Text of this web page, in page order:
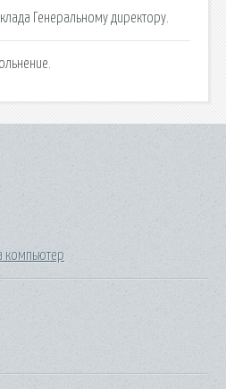
Генеральному директору.
компьютер